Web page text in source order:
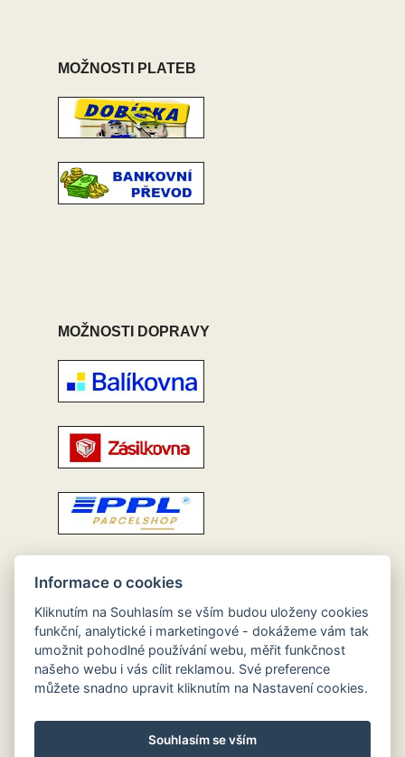
MOŽNOSTI PLATEB
MOŽNOSTI DOPRAVY
Informace o cookies
Kliknutím na Souhlasím se vším budou uloženy cookies
funkční, analytické i marketingové - dokážeme vám tak
umožnit pohodlné používání webu, měřit funkčnost
našeho webu i vás cílit reklamou. Své preference
můžete snadno upravit kliknutím na Nastavení cookies.
Souhlasím se vším